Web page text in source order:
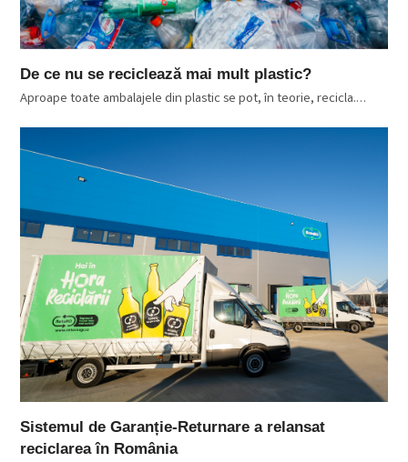
De ce nu se reciclează mai mult plastic?
Aproape toate ambalajele din plastic se pot, în teorie, recicla.…
Sistemul de Garanție-Returnare a relansat
reciclarea în România